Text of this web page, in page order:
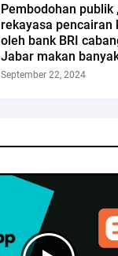
Pembodohan publik
rekayasa
oleh bank BRI
Jabar makan
September 22, 2024